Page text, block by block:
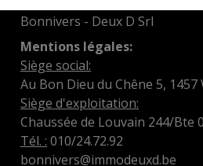
Bonnivers - Deux D Srl
Mentions légales:
Siège social:
Au Bon Dieu du Chêne 5, 1457
Siège d'exploitation:
Chaussée de Louvain 244/Bte
Tél. : 010/24.72.92
bonnivers@immodeuxd.be